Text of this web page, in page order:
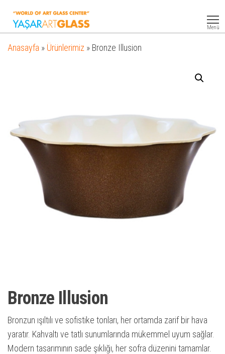
Glass
Menü
Anasayfa » Ürünlerimiz » Bronze Illusion
Bronze Illusion
Bronzun ışıltılı ve sofistike tonları, her ortamda zarif bir hava
yaratır. Kahvaltı ve tatlı sunumlarında mükemmel uyum sağlar.
Modern tasarımının sade şıklığı, her sofra düzenini tamamlar.